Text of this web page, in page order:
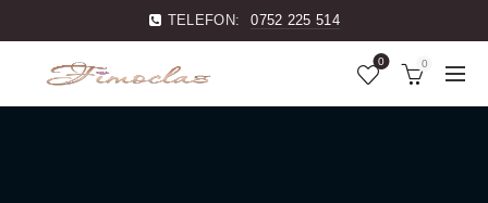
TELEFON: 0752 225 514
0 0